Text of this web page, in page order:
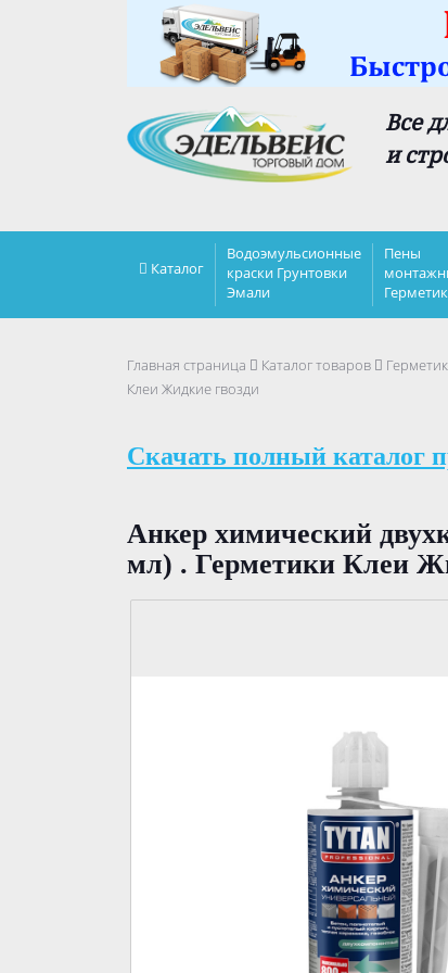
Все
и
Каталог
Водоэмульсионные
краски Грунтовки
Эмали
Пены
Главная страница Каталог товаров
Клеи Жидкие гвозди
Скачать полный каталог
Анкер химический
мл) . Герметики Клеи